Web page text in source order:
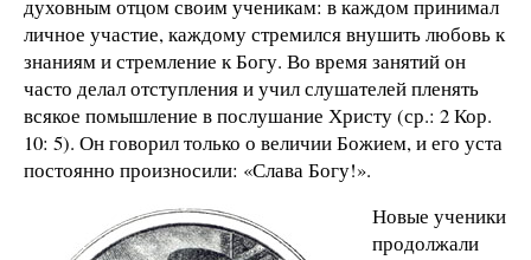
духовным отцом своим ученикам: в каждом принимал
личное участие, каждому стремился внушить любовь к
знаниям и стремление к Богу. Во время занятий он
часто делал отступления и учил слушателей пленять
всякое помышление в послушание Христу (ср.: 2 Кор.
10: 5). Он говорил только о величии Божием, и его уста
постоянно произносили: «Слава Богу!».
Новые ученики
продолжали